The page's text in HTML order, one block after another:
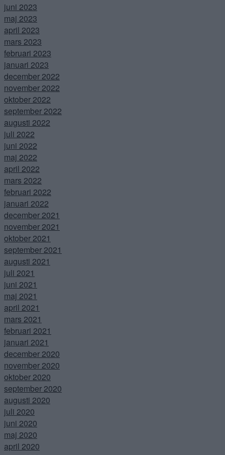
juni 2023
maj 2023
april 2023
mars 2023
februari 2023
januari 2023
december 2022
november 2022
oktober 2022
september 2022
augusti 2022
juli 2022
juni 2022
maj 2022
april 2022
mars 2022
februari 2022
januari 2022
december 2021
november 2021
oktober 2021
september 2021
augusti 2021
juli 2021
juni 2021
maj 2021
april 2021
mars 2021
februari 2021
januari 2021
december 2020
november 2020
oktober 2020
september 2020
augusti 2020
juli 2020
juni 2020
maj 2020
april 2020